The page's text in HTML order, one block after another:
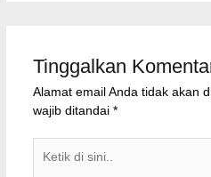
Tinggalkan
Alamat email Anda tidak akan
wajib ditandai *